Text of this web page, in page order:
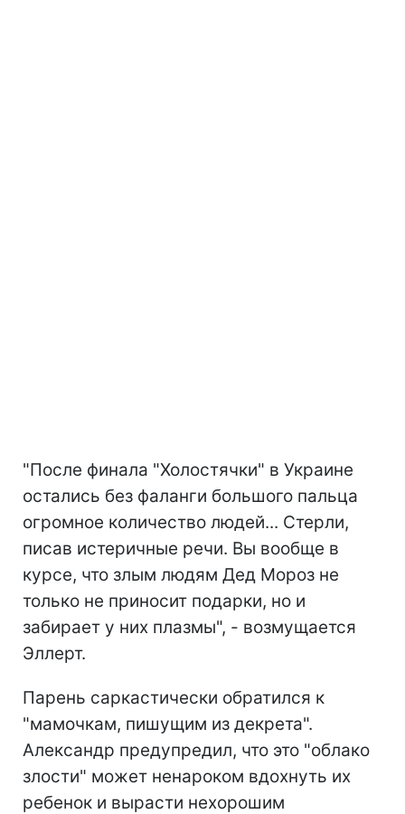
"После финала "Холостячки" в Украине
остались без фаланги большого пальца
огромное количество людей... Стерли,
писав истеричные речи. Вы вообще в
курсе, что злым людям Дед Мороз не
только не приносит подарки, но и
забирает у них плазмы", - возмущается
Эллерт.
Парень саркастически обратился к
"мамочкам, пишущим из декрета".
Александр предупредил, что это "облако
злости" может ненароком вдохнуть их
ребенок и вырасти нехорошим